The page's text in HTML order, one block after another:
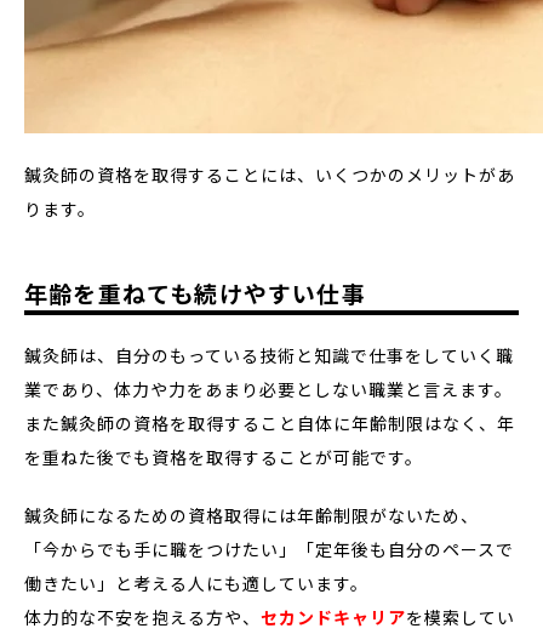
鍼灸師の資格を取得することには、いくつかのメリットがあ
ります。
年齢を重ねても続けやすい仕事
鍼灸師は、自分のもっている技術と知識で仕事をしていく職
業であり、体力や力をあまり必要としない職業と言えます。
また鍼灸師の資格を取得すること自体に年齢制限はなく、年
を重ねた後でも資格を取得することが可能です。
鍼灸師になるための資格取得には年齢制限がないため、
「今からでも手に職をつけたい」「定年後も自分のペースで
働きたい」と考える人にも適しています。
体力的な不安を抱える方や、 セカンドキャリアを模索してい